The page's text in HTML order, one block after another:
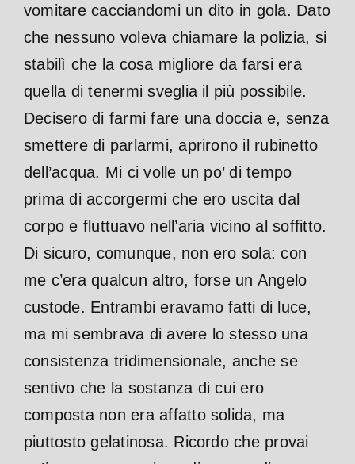
vomitare cacciandomi un dito in gola. Dato
che nessuno voleva chiamare la polizia, si
stabilì che la cosa migliore da farsi era
quella di tenermi sveglia il più possibile.
Decisero di farmi fare una doccia e, senza
smettere di parlarmi, aprirono il rubinetto
dell’acqua. Mi ci volle un po’ di tempo
prima di accorgermi che ero uscita dal
corpo e fluttuavo nell’aria vicino al soffitto.
Di sicuro, comunque, non ero sola: con
me c’era qualcun altro, forse un Angelo
custode. Entrambi eravamo fatti di luce,
ma mi sembrava di avere lo stesso una
consistenza tridimensionale, anche se
sentivo che la sostanza di cui ero
composta non era affatto solida, ma
piuttosto gelatinosa. Ricordo che provai